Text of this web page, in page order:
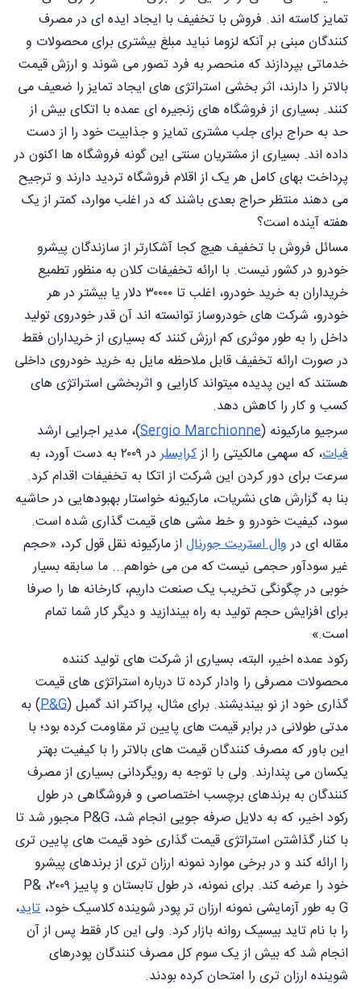
تمایز کاسته اند. فروش با تخفیف با ایجاد ایده ای در مصرف
کنندگان مبنی بر آنکه لزوما نباید مبلغ بیشتری برای محصولات و
خدماتی بپردازند که منحصر به فرد تصور می شوند و ارزش قیمت
بالاتر را دارند، اثر بخشی استراتژی های ایجاد تمایز را ضعیف می
کنند. بسیاری از فروشگاه های زنجیره ای عمده با اتكای بیش از
حد به حراج برای جلب مشتری تمایز و جذابیت خود را از دست
داده اند. بسیاری از مشتریان سنتی این گونه فروشگاه ها اکنون در
پرداخت بهای کامل هر یک از اقلام فروشگاه تردید دارند و ترجیح
می دهند منتظر حراج بعدی باشند که در اغلب موارد، کمتر از یک
هفته آینده است؟
مسائل فروش با تخفیف هیچ کجا آشکارتر از سازندگان پیشرو
خودرو در کشور نیست. با ارائه تخفیفات کلان به منظور تطمیع
خریداران به خرید خودرو، اغلب تا ۳۰۰۰۰ دلار یا بیشتر در هر
خودرو، شرکت های خودروساز توانسته اند آن قدر خودروی تولید
داخل را به طور موثری کم ارزش کنند که بسیاری از خریداران فقط
در صورت ارائه تخفیف قابل ملاحظه مایل به خرید خودروی داخلی
هستند که این پدیده میتواند کارایی و اثربخشی استراتژی های
کسب و کار را کاهش دهد.
سرجیو مارکیونه (Sergio Marchionne)، مدیر اجرایی ارشد
فیات، که سهمی مالکیتی را ازکرایسلر
در ۲۰۰۹ به دست آورد، به
سرعت برای دور کردن این شرکت از اتکا به تخفیفات اقدام کرد.
بنا به گزارش های نشریات، مارکیونه خواستار بهبودهایی در حاشیه
سود، کیفیت خودرو و خط مشی های قیمت گذاری شده است.
مقاله ای دروال استريت جورنال از مارکیونه نقل قول کرد، «حجم
غیر سودآور حجمی نیست که من می خواهم... ما سابقه بسیار
خوبی در چگونگی تخریب یک صنعت داریم، کارخانه ها را صرفا
برای افزایش حجم تولید به راه بیندازید و دیگر کار شما تمام
است.»
رکود عمده اخير، البته، بسیاری از شرکت های تولید کننده
محصولات مصرفی را وادار کرده تا درباره استراتژی های قیمت
گذاری خود از نو بیندیشند. برای مثال، پراکتر اند گمبل (P&G) به
مدتی طولانی در برابر قیمت های پایین تر مقاومت کرده بود؛ با
این باور که مصرف کنندگان قیمت های بالاتر را با کیفیت بهتر
یکسان می پندارند. ولی با توجه به رویگردانی بسیاری از مصرف
کنندگان به برندهای برچسب اختصاصی و فروشگاهی در طول
رکود اخیر، که به دلایل صرفه جویی انجام شد، P&G مجبور شد تا
با کنار گذاشتن استراتژی قیمت گذاری خود قیمت های پایین تری
را ارائه کند و در برخی موارد نمونه ارزان تری از برندهای پیشرو
خود را عرضه کند. برای نمونه، در طول تابستان و پاییز ۲۰۰۹، P&
G به طور آزمایشی نمونه ارزان تر پودر شوینده کلاسیک خود،
تاید،
را با نام تاید بیسیک روانه بازار کرد. ولی این کار فقط پس از آن
انجام شد که بیش از یک سوم کل مصرف کنندگان پودرهای
شوینده ارزان تری را امتحان کرده بودند.